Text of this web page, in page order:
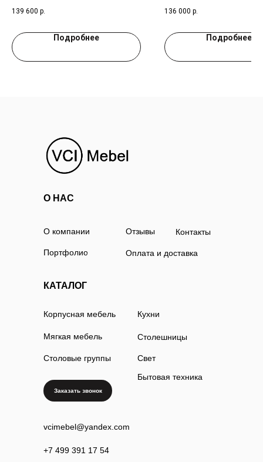
RAL 9010
139 600 р.
Подробнее
136 000 р.
Подробнее
О компании
О НАС
КАТАЛОГ
Портфолио
Контакты
Отзывы
Корпусная мебель
Оплата и доставка
Мягкая мебель
Столовые группы
vcimebel@yandex.com
+7 499 391 17 54
Кухни
Столешницы
Свет
Бытовая техника
Заказать звонок